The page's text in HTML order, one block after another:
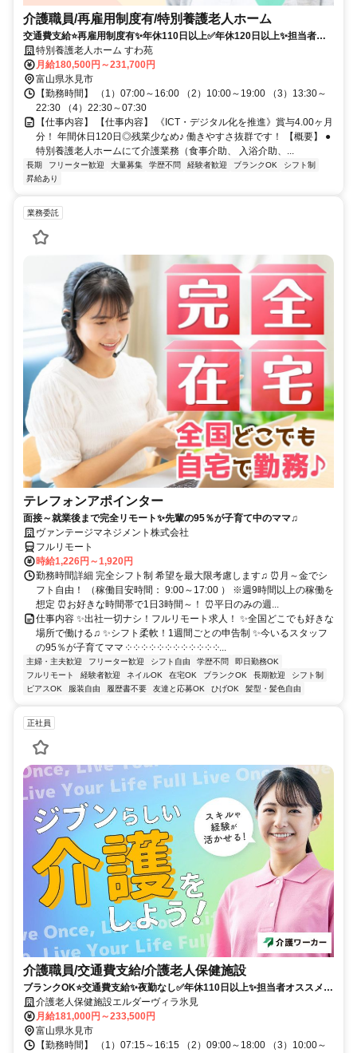
介護職員/再雇用制度有/特別養護老人ホーム
交通費支給⭐️再雇用制度有✨年休110日以上✅️年休120日以上✨担当者オ
ススメ⭕️研修支援有✨経験者優遇❗️車通勤ＯＫ
特別養護老人ホーム すわ苑
月給180,500円～231,700円
富山県氷見市
【勤務時間】 （1）07:00～16:00 （2）10:00～19:00 （3）13:30～
22:30 （4）22:30～07:30
【仕事内容】 【仕事内容】 《ICT・デジタル化を推進》賞与4.00ヶ月
分！ 年間休日120日◎残業少なめ♪ 働きやすさ抜群です！ 【概要】 ●
特別養護老人ホームにて介護業務（食事介助、 入浴介助、...
長期 フリーター歓迎 大量募集 学歴不問 経験者歓迎 ブランクOK
シフト制
昇給あり
業務委託
テレフォンアポインター
面接～就業後まで完全リモート✨先輩の95％が子育て中のママ♫
ヴァンテージマネジメント株式会社
フルリモート
時給1,226円～1,920円
勤務時間詳細 完全シフト制 希望を最大限考慮します♫ ⏰月～金でシ
フト自由！ （稼働目安時間： 9:00～17:00 ） ※週9時間以上の稼働を
想定 ⏰お好きな時間帯で1日3時間～！ ⏰平日のみの週...
仕事内容 ✨出社一切ナシ！フルリモート求人！ ✨全国どこでも好きな
場所で働ける♫ ✨シフト柔軟！1週間ごとの申告制 ✨今いるスタッフ
の95％が子育てママ ༶ ༶ ༶ ༶ ༶ ༶ ༶ ༶ ༶ ༶ ༶ ༶...
主婦・主夫歓迎 フリーター歓迎 シフト自由 学歴不問
即日勤務OK
フルリモート
経験者歓迎 ネイルOK 在宅OK ブランクOK 長期歓迎
シフト制
ピアスOK
服装自由 履歴書不要 友達と応募OK ひげOK 髪型・髪色自由
正社員
介護職員/交通費支給/介護老人保健施設
ブランクOK⭐️交通費支給✨夜勤なし✅️年休110日以上✨担当者オススメ⭕️
経験者優遇✨車通勤ＯＫ
介護老人保健施設エルダーヴィラ氷見
月給181,000円～233,500円
富山県氷見市
【勤務時間】 （1）07:15～16:15 （2）09:00～18:00 （3）10:00～